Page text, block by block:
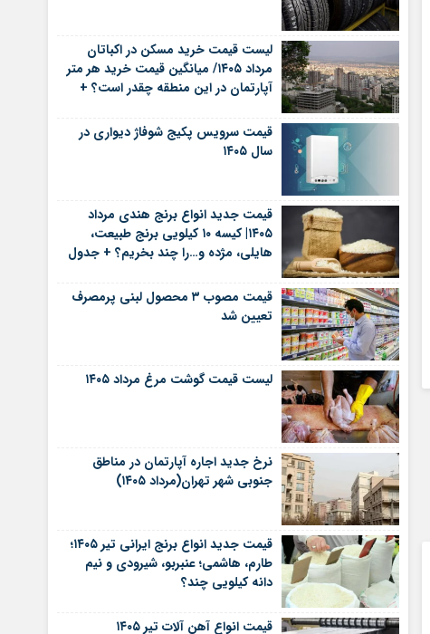
لیست قیمت خرید مسکن در اکباتان
مرداد ۱۴۰۵/ میانگین قیمت خرید هر متر
آپارتمان در این منطقه چقدر است؟ +
قیمت سرویس پکیج شوفاژ دیواری در
سال ۱۴۰۵
قیمت جدید انواع برنج هندی مرداد
۱۴۰۵| کیسه ۱۰ کیلویی برنج طبیعت،
هایلی، مژده و…را چند بخریم؟ + جدول
قیمت مصوب ۳ محصول لبنی پرمصرف
تعیین شد
لیست قیمت گوشت مرغ مرداد ۱۴۰۵
نرخ جدید اجاره آپارتمان در مناطق
جنوبی شهر تهران(مرداد ۱۴۰۵)
قیمت جدید انواع برنج ایرانی تیر ۱۴۰۵؛
طارم، هاشمی؛ عنبربو، شیرودی و نیم
دانه کیلویی چند؟
قیمت انواع آهن آلات تیر ۱۴۰۵